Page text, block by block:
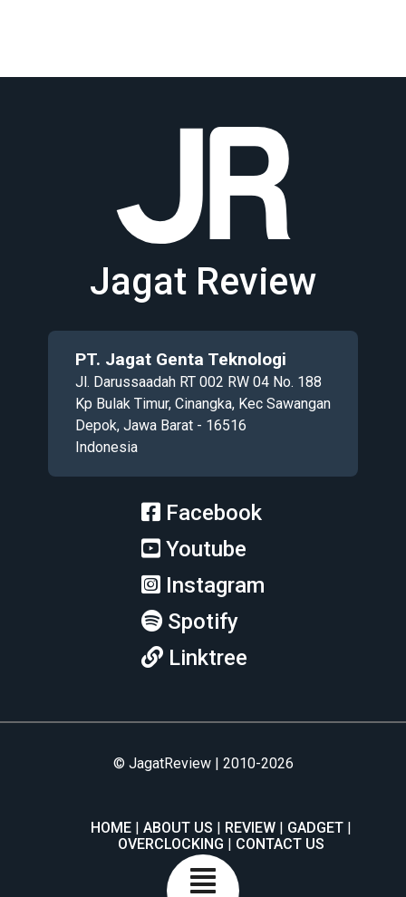
Jagat Review
PT. Jagat Genta Teknologi
Jl. Darussaadah RT 002 RW 04 No. 188
Kp Bulak Timur, Cinangka, Kec Sawangan
Depok, Jawa Barat - 16516
Indonesia
Facebook
Youtube
Instagram
Spotify
Linktree
© JagatReview | 2010-2026
HOME ABOUT US REVIEW
GADGET
OVERCLOCKING
CONTACT US